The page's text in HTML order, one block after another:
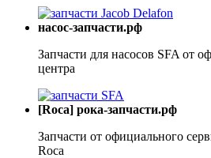
насос-запчасти.рф
Запчасти для насосов SFA от
центра
[Roca] рока-запчасти.рф
Запчасти от официального
Roca